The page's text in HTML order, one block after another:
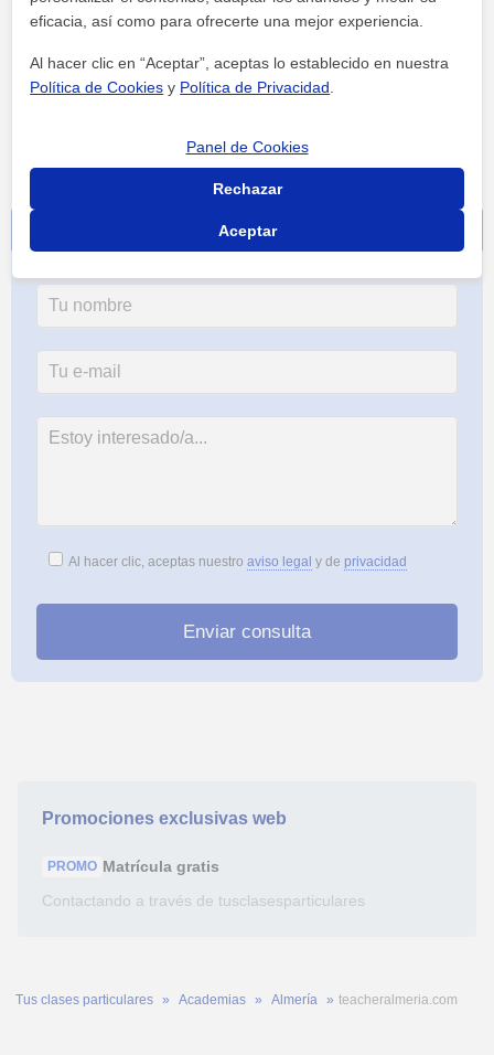
Contacta sin compromiso
Al hacer clic, aceptas nuestro aviso legal y de privacidad
Promociones exclusivas web
PROMO Matrícula gratis
Contactando a través de tusclasesparticulares
Tus clases particulares Academias Almería teacheralmeria.com
eficacia, así como para ofrecerte una mejor experiencia.
Al hacer clic en “Aceptar”, aceptas lo establecido en nuestra
Política de Cookies y Política de Privacidad
Panel de Cookies
Rechazar
Aceptar